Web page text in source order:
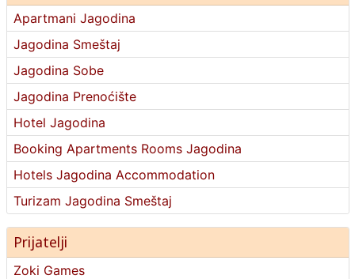
Apartmani Jagodina
Jagodina Smeštaj
Jagodina Sobe
Jagodina Prenoćište
Hotel Jagodina
Booking Apartments Rooms Jagodina
Hotels Jagodina Accommodation
Turizam Jagodina Smeštaj
Prijatelji
Zoki Games